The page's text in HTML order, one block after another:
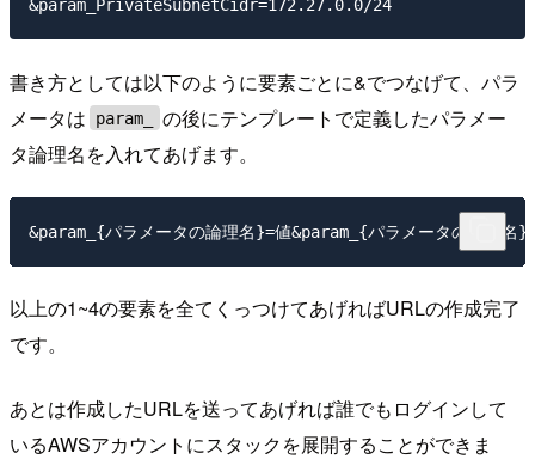
書き方としては以下のように要素ごとに&でつなげて、パラ
メータは
param_
の後にテンプレートで定義したパラメー
タ論理名を入れてあげます。
以上の1~4の要素を全てくっつけてあげればURLの作成完了
です。
あとは作成したURLを送ってあげれば誰でもログインして
いるAWSアカウントにスタックを展開することができま